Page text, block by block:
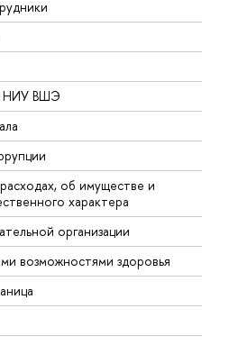
НИУ ВШЭ
об имуществе и
характера
организации
возможностями здоровья